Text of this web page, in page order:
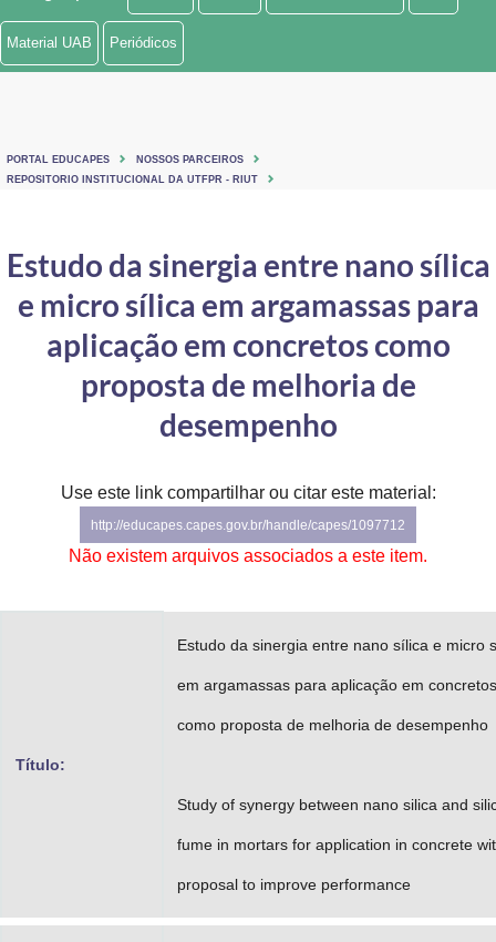
Ministério de Minas e Energia
Ministério do Turismo
Controladoria-Geral da União
Ministério da Mulher, da Família e dos Direitos Humanos
Advocacia-Geral da União
Banco Central do Brasil
Planalto
Material UAB Periódicos
PORTAL EDUCAPES
NOSSOS PARCEIROS
REPOSITORIO INSTITUCIONAL DA UTFPR - RIUT
Estudo da sinergia entre nano sílica
e micro sílica em argamassas para
aplicação em concretos como
proposta de melhoria de
desempenho
Use este link compartilhar ou citar este material:
http://educapes.capes.gov.br/handle/capes/1097712
Não existem arquivos associados a este item.
Título:
Estudo da sinergia entre nano sílica e micro
em argamassas para aplicação em concretos
como proposta de melhoria de desempenho
Study of synergy between nano silica and
fume in mortars for application in concrete
proposal to improve performance